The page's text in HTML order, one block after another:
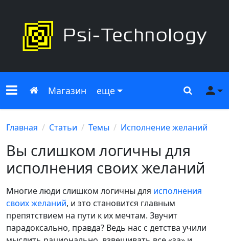
Меню сайта
Главная
Магазин еще Поиск
Главная Статьи Темы Исполнение желаний
Вы слишком логичны для
исполнения своих желаний
Многие люди слишком логичны для исполнения
своих желаний, и это становится главным
препятствием на пути к их мечтам. Звучит
парадоксально, правда? Ведь нас с детства учили